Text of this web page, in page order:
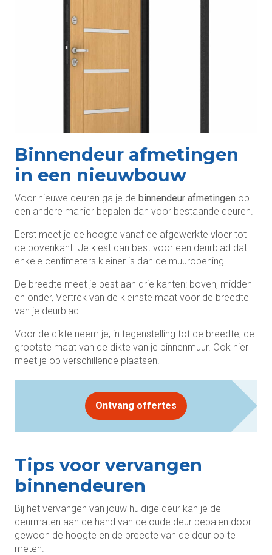
Binnendeur afmetingen
in een nieuwbouw
Voor nieuwe deuren ga je de binnendeur afmetingen op
een andere manier bepalen dan voor bestaande deuren.
Eerst meet je de hoogte vanaf de afgewerkte vloer tot
de bovenkant. Je kiest dan best voor een deurblad dat
enkele centimeters kleiner is dan de muuropening.
De breedte meet je best aan drie kanten: boven, midden
en onder, Vertrek van de kleinste maat voor de breedte
van je deurblad.
Voor de dikte neem je, in tegenstelling tot de breedte, de
grootste maat van de dikte van je binnenmuur. Ook hier
meet je op verschillende plaatsen.
Ontvang offertes
Tips voor vervangen
binnendeuren
Bij het vervangen van jouw huidige deur kan je de
deurmaten aan de hand van de oude deur bepalen door
gewoon de hoogte en de breedte van de deur op te
meten.